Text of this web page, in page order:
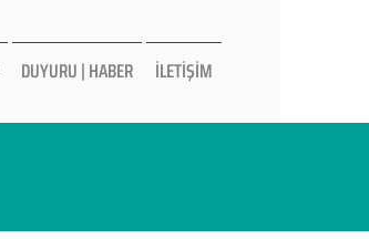
DUYURU | HABER İLETİŞİM